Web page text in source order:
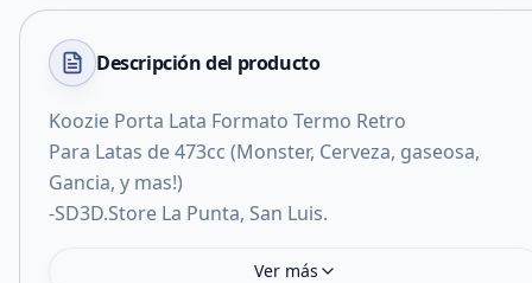
Descripción del producto
Koozie Porta Lata Formato Termo Retro
Para Latas de 473cc (Monster, Cerveza, gaseosa,
Gancia, y mas!)
-SD3D.Store La Punta, San Luis.
Ver más